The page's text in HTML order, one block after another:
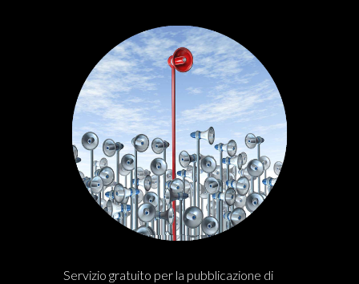
Servizio gratuito per la pubblicazione di